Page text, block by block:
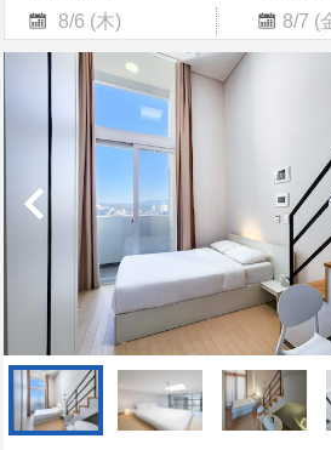
Navigate
forward
interact
with
the
calendar
and
select
date.
Press
question
mark
key
to
get
the
Navigate
calendar
and
select
a
date.
Press
the
question
mark
key
to
get